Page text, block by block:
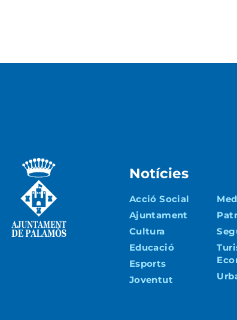
Notícies
Acció Social
Ajuntament
Cultura
Educació
Esports
Joventut